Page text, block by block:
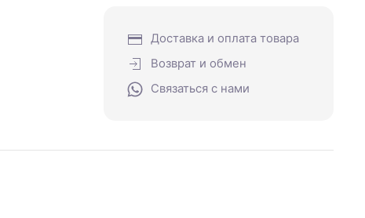
Доставка и оплата товара
Возврат и обмен
Связаться с нами